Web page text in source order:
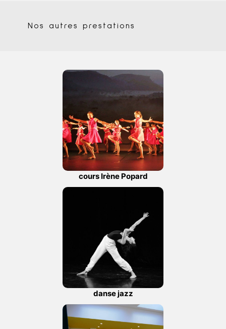
Nos autres prestations
cours Irène Popard
danse jazz